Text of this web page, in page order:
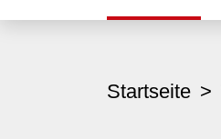
Startseite